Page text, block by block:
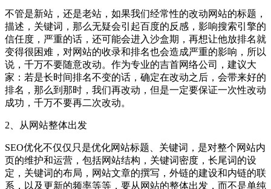
不管是新站，还是老站，如果我们经常性的改动网站的标题，
描述，关键词，那么无疑会引起百度的反感，影响搜索引擎的
信任度，严重的话，还可能会进入沙盒期，再想让他放排名就
变得很困难，对网站的收录和排名也会造成严重的影响，所以
说，千万不要随意改动。作为专业的吉首网络公司，建议大
家：若是长时间排名不变的话，确定在改动之后，会带来好的
排名，那么到那时，我们再改动，但是一定要保证一次性改动
成功，千万不要再二次改动。
2、从网站整体出发
SEO优化不仅仅只是优化网站标题、关键词，是对整个网站内
页的维护和运营，包括网站结构，关键词密度，长尾词的设
定，关键词的布局，网站文章的撰写，外链的建设和内链的联
系，以及更新的频率等等，要从网站的整体出发，而不是单纯